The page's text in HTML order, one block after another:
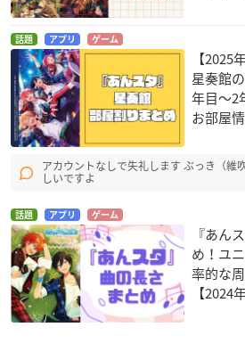
話題 アプリ ゲーム
【2025
星奏館
年目〜2
お部屋
アカウントなしで失礼します ぶっき（維
しいですよ
話題 アプリ ゲーム
『あん
め！ユ
率的な
【2024